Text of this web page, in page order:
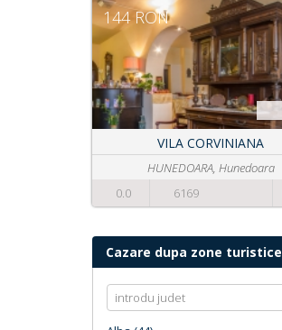
70 RON
Pensiunea Flori de Camp
VATRA DORNEI, Suceava
0.0
4792
Cazare dupa zone turistice